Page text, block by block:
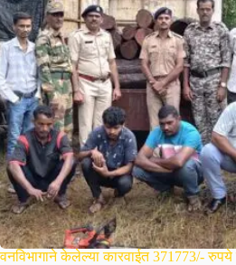
वनविभागाने केलेल्या कारवाईत 371773/- रुपये